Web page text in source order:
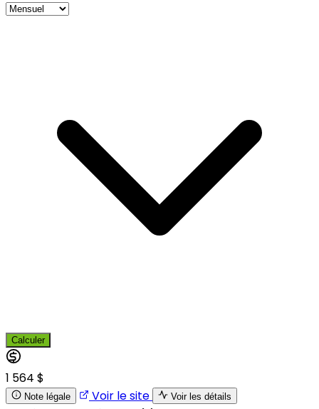
Calculer
1 564 $
Note légale Voir le site Voir les détails